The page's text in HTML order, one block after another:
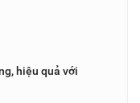
hiệu quả với